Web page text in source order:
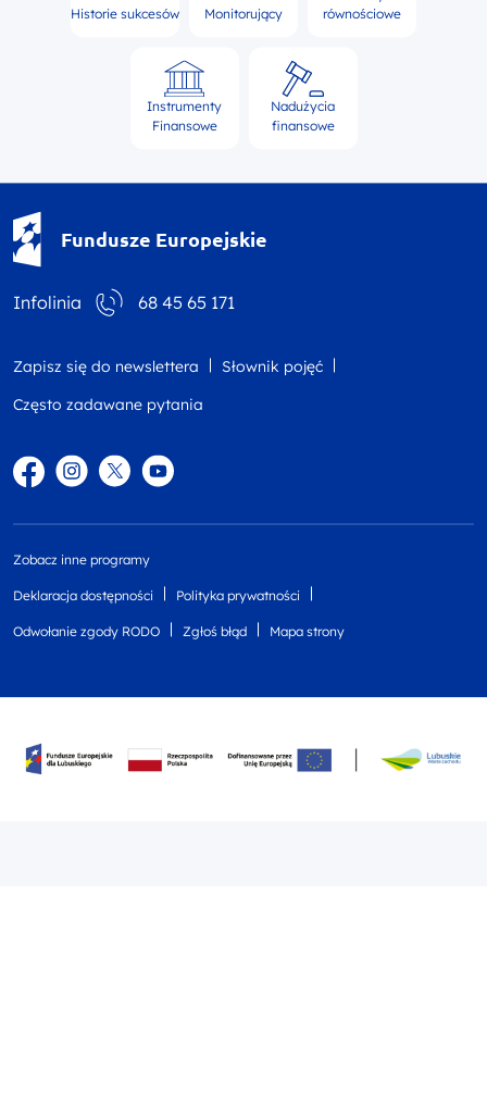
Historie sukcesów
Monitorujący
równościowe
Instrumenty
Finansowe
Nadużycia
finansowe
Fundusze Europejskie
Infolinia 68 45 65 171
Zapisz się do newslettera
Słownik pojęć
Często zadawane pytania
FacebookInstagram
TwitterYouTube
Zobacz inne programy
Deklaracja dostępności Polityka prywatności
Odwołanie zgody RODO Zgłoś błąd Mapa strony